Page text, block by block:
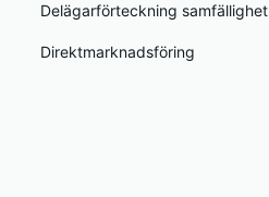
Delägarförteckning samfällighet
Direktmarknadsföring